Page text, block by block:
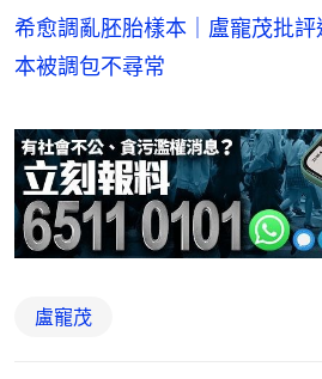
希愈調亂胚胎樣本｜盧寵茂批
本被調包不尋常
盧寵茂